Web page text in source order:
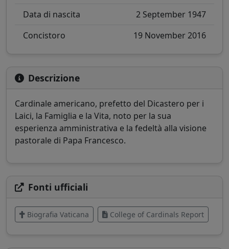
Data di nascita
2 September 1947
Concistoro
19 November 2016
Descrizione
Cardinale americano, prefetto del Dicastero per i
Laici, la Famiglia e la Vita, noto per la sua
esperienza amministrativa e la fedeltà alla visione
pastorale di Papa Francesco.
Fonti ufficiali
Biografia Vaticana College of Cardinals Report